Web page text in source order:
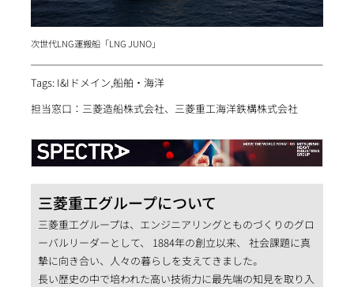
次世代LNG運搬船「LNG JUNO」
Tags: I&Iドメイン,船舶・海洋
担当窓口：三菱造船株式会社、三菱重工海洋鉄構株式会社
三菱重工グループについて
三菱重工グループは、エンジニアリングとものづくりのグロ
ーバルリーダーとして、 1884年の創立以来、 社会課題に真
摯に向き合い、人々の暮らしを支えてきました。
長い歴史の中で培われた高い技術力に最先端の知見を取り入